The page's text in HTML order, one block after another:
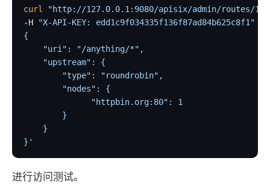
curl "http://127.0.0.1:9080/apisix/admin/routes/1"
-H
"X-API-KEY: edd1c9f034335f136f87ad84b625c8f1"
{
    "uri": "/anything/*",
    "upstream": {
        "type": "roundrobin",
        "nodes": {
              "httpbin.org:80": 1
        }
    }
}'
进行访问测试。